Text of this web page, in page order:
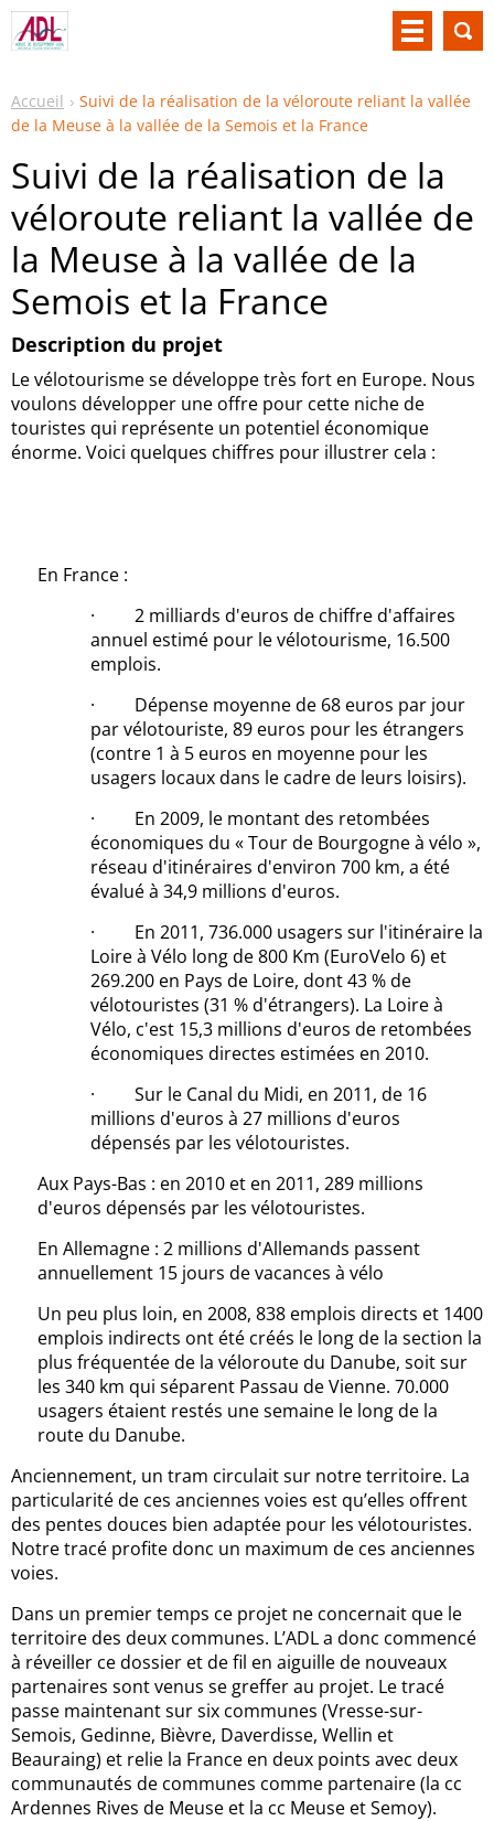
Accueil
Suivi de la réalisation de la véloroute reliant la vallée
de la Meuse à la vallée de la Semois et la France
Suivi de la réalisation de la
véloroute reliant la vallée de
la Meuse à la vallée de la
Semois et la France
Description du projet
Le vélotourisme se développe très fort en Europe. Nous
voulons développer une offre pour cette niche de
touristes qui représente un potentiel économique
énorme. Voici quelques chiffres pour illustrer cela :
En France :
· 2 milliards d'euros de chiffre d'affaires
annuel estimé pour le vélotourisme, 16.500
emplois.
· Dépense moyenne de 68 euros par jour
par vélotouriste, 89 euros pour les étrangers
(contre 1 à 5 euros en moyenne pour les
usagers locaux dans le cadre de leurs loisirs).
· En 2009, le montant des retombées
économiques du « Tour de Bourgogne à vélo »,
réseau d'itinéraires d'environ 700 km, a été
évalué à 34,9 millions d'euros.
· En 2011, 736.000 usagers sur l'itinéraire la
Loire à Vélo long de 800 Km (EuroVelo 6) et
269.200 en Pays de Loire, dont 43 % de
vélotouristes (31 % d'étrangers). La Loire à
Vélo, c'est 15,3 millions d'euros de retombées
économiques directes estimées en 2010.
· Sur le Canal du Midi, en 2011, de 16
millions d'euros à 27 millions d'euros
dépensés par les vélotouristes.
Aux Pays-Bas : en 2010 et en 2011, 289 millions
d'euros dépensés par les vélotouristes.
En Allemagne : 2 millions d'Allemands passent
annuellement 15 jours de vacances à vélo
Un peu plus loin, en 2008, 838 emplois directs et 1400
emplois indirects ont été créés le long de la section la
plus fréquentée de la véloroute du Danube, soit sur
les 340 km qui séparent Passau de Vienne. 70.000
usagers étaient restés une semaine le long de la
route du Danube.
Anciennement, un tram circulait sur notre territoire. La
particularité de ces anciennes voies est qu’elles offrent
des pentes douces bien adaptée pour les vélotouristes.
Notre tracé profite donc un maximum de ces anciennes
voies.
Dans un premier temps ce projet ne concernait que le
territoire des deux communes. L’ADL a donc commencé
à réveiller ce dossier et de fil en aiguille de nouveaux
partenaires sont venus se greffer au projet. Le tracé
passe maintenant sur six communes (Vresse-sur-
Semois, Gedinne, Bièvre, Daverdisse, Wellin et
Beauraing) et relie la France en deux points avec deux
communautés de communes comme partenaire (la cc
Ardennes Rives de Meuse et la cc Meuse et Semoy).